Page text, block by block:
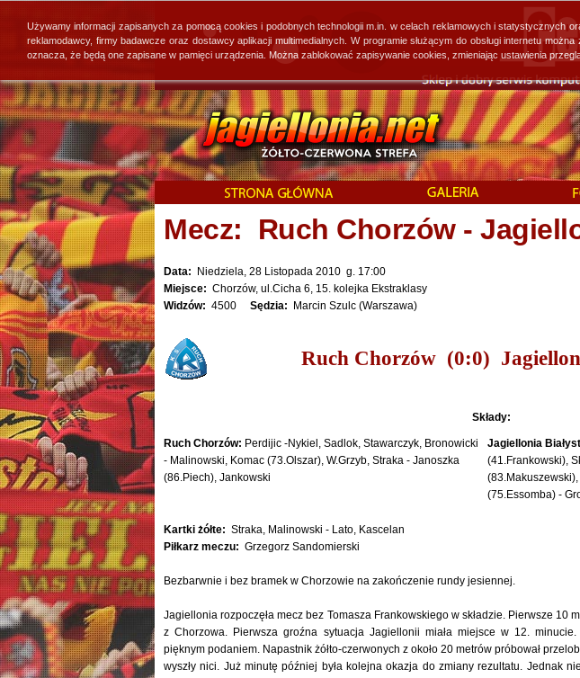
Mecz: Ruch Chorzów -
Data: Niedziela, 28 Listopada 2010 g. 17:00
Miejsce: Chorzów, ul.Cicha 6, 15. kolejka Ekstraklasy
Widzów: 4500 Sędzia: Marcin Szulc (Warszawa)
Ruch Chorzów (0:0)
Składy:
Ruch Chorzów: Perdijic -Nykiel, Sadlok, Stawarczyk, Bronowicki
- Malinowski, Komac (73.Olszar), W.Grzyb, Straka - Janoszka
(86.Piech), Jankowski
Jagiellonia
(41.Frankowski),
(75.Essomba) -
Kartki żółte: Straka, Malinowski - Lato, Kascelan
Piłkarz meczu: Grzegorz Sandomierski
Bezbarwnie i bez bramek w Chorzowie na zakończenie rundy jesiennej.
Jagiellonia rozpoczęła mecz bez Tomasza Frankowskiego w składzie. Pierwsze 10
z Chorzowa. Pierwsza groźna sytuacja Jagiellonii miała miejsce w 12. minucie.
pięknym podaniem. Napastnik żółto-czerwonych z około 20 metrów próbował
wyszły nici. Już minutę później była kolejna okazja do zmiany rezultatu. Jednak
Używamy informacji zapisanych za pomocą cookies i podobnych technologii m.in. w celach reklamowych i statystycznych
reklamodawcy, firmy badawcze oraz dostawcy aplikacji multimedialnych. W programie służącym do obsługi internetu
oznacza, że będą one zapisane w pamięci urządzenia. Można zablokować zapisywanie cookies, zmieniając ustawienia